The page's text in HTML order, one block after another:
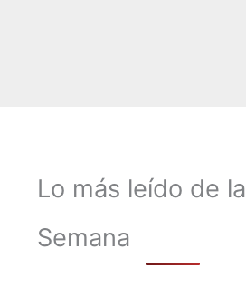
Lo más leído de la
Semana